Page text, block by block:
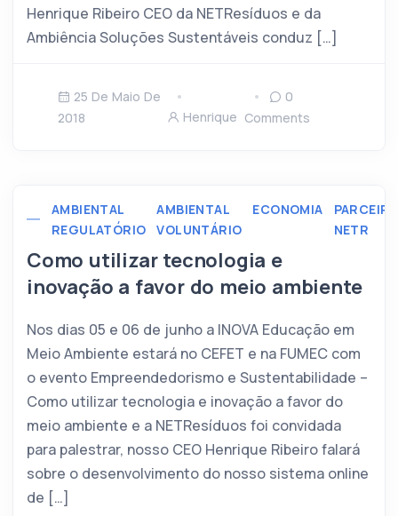
Henrique Ribeiro CEO da NETResíduos e da
Ambiência Soluções Sustentáveis conduz […]
25 De Maio De
2018
Henrique
0
Comments
AMBIENTAL
REGULATÓRIO
AMBIENTAL
VOLUNTÁRIO
ECONOMIA
NETR
Como utilizar tecnologia e
inovação a favor do meio ambiente
Nos dias 05 e 06 de junho a INOVA Educação em
Meio Ambiente estará no CEFET e na FUMEC com
o evento Empreendedorismo e Sustentabilidade –
Como utilizar tecnologia e inovação a favor do
meio ambiente e a NETResíduos foi convidada
para palestrar, nosso CEO Henrique Ribeiro falará
sobre o desenvolvimento do nosso sistema online
de […]